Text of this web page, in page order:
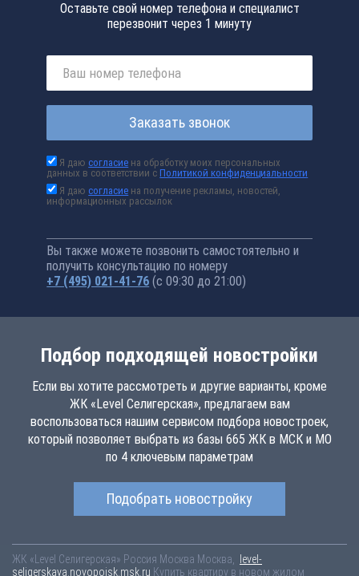
Оставьте свой номер телефона и специалист
перезвонит через 1 минуту
Заказать звонок
Я даюсогласие на обработку моих персональных
данных в соответствии сПолитикой конфиденциальности
Я даюсогласие на получение рекламы, новостей,
информационных рассылок
Вы также можете позвонить самостоятельно и
получить консультацию по номеру
+7 (495) 021-41-76 (с 09:30 до 21:00)
Подбор подходящей новостройки
Если вы хотите рассмотреть и другие варианты, кроме
ЖК «Level Селигерская», предлагаем вам
воспользоваться нашим сервисом подбора новостроек,
который позволяет выбрать из базы 665 ЖК в МСК и МО
по 4 ключевым параметрам
Подобрать новостройку
ЖК «Level Селигерская» Россия Москва Москва,
level-
seligerskaya.novopoisk.msk.ru Купить квартиру в новом жилом